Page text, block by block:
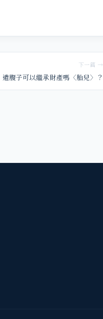
下一篇 →
遺腹子可以繼承財產嗎〈胎兒〉？